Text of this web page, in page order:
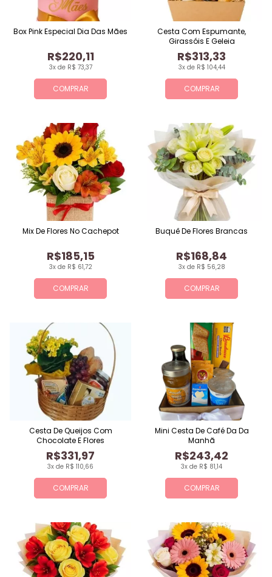
COMPRAR
3x de R$ 73,37
R$220,11
Box Pink Especial Dia Das Mães
COMPRAR
3x de R$ 104,44
R$313,33
Cesta Com Espumante,
Girassóis E Geleia
COMPRAR
3x de R$ 61,72
R$185,15
Mix De Flores No Cachepot
COMPRAR
3x de R$ 56,28
R$168,84
Buquê De Flores Brancas
COMPRAR
3x de R$ 110,66
R$331,97
Cesta De Queijos Com
Chocolate E Flores
COMPRAR
3x de R$ 81,14
R$243,42
Mini Cesta De Café Da Da
Manhã